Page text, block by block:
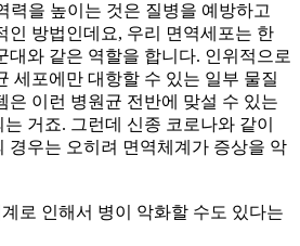
을 높이는 것은 질병을 예방하고
인 방법인데요, 우리 면역세포는 한
대와 같은 역할을 합니다. 인위적으로
세포에만 대항할 수 있는 일부 물질
은 이런 병원균 전반에 맞설 수 있는
거죠. 그런데 신종 코로나와 같이
경우는 오히려 면역체계가 증상을 악
로 인해서 병이 악화할 수도 있다는